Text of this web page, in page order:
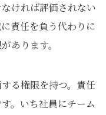
ければ評価されない
責任を負う代わりに
あります。
る権限を持つ。責任
。いち社員にチーム